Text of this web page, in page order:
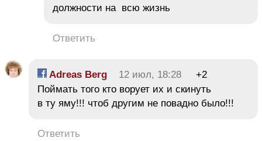
должности на всю жизнь
Ответить
Adreas Berg 12 июл, 18:28
+2
Поймать того кто ворует их и скинуть
в ту яму!!! чтоб другим не повадно было!!!
Ответить